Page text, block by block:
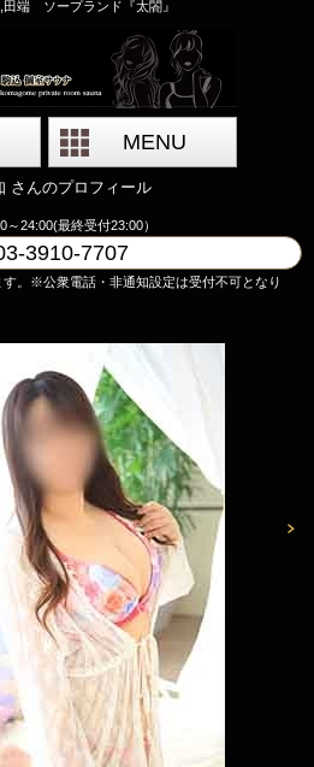
田端 ソープランド『太閤』
MENU
さんのプロフィール
～24:00(最終受付23:00）
3910-7707
。※公衆電話・非通知設定は受付不可となり